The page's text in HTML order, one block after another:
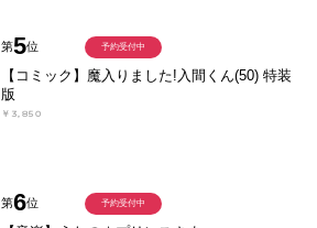
第5位
【コミック】魔入りました!入間くん(50) 特装
版
￥3,850
予約受付中
第6位 予約受付中